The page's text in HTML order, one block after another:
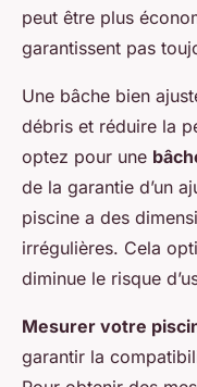
peut être plus
garantissent pas
Une bâche bien
débris et réduire la
optez pour une
de la garantie d’un
piscine a des
irrégulières. Cela
diminue le risque
Mesurer votre
garantir la